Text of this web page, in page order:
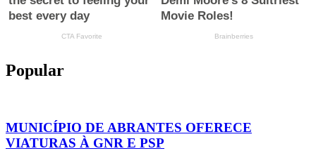
Popular
MUNICÍPIO DE ABRANTES OFERECE
VIATURAS À GNR E PSP